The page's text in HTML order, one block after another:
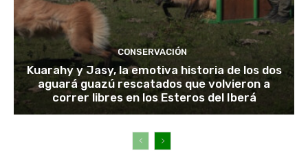
CONSERVACIÓN
Kuarahy y Jasy, la emotiva historia de los dos
aguará guazú rescatados que volvieron a
correr libres en los Esteros del Iberá